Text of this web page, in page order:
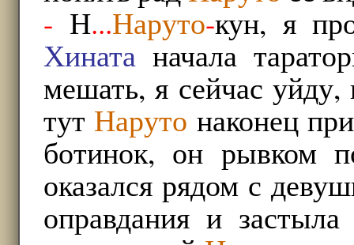
- Н...Наруто-кун, я
Хината начала
мешать, я сейчас уйду,
тут Наруто наконец
ботинок, он рывком
оказался рядом с
оправдания и